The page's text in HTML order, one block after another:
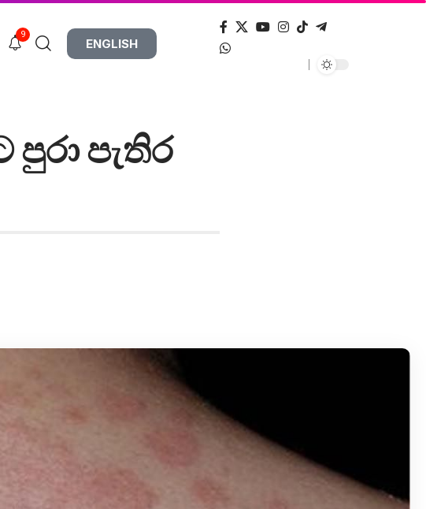
9
ENGLISH
පැතිර